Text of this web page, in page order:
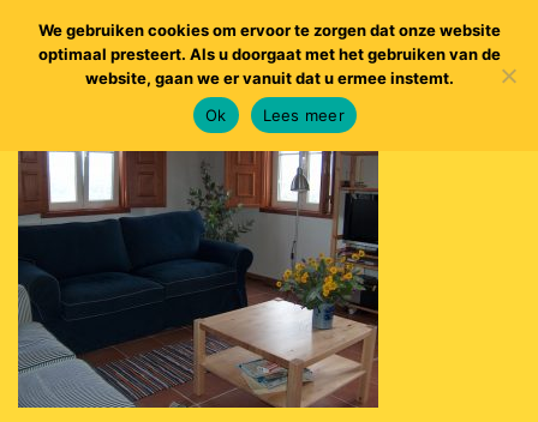
We gebruiken cookies om ervoor te zorgen dat onze website
optimaal presteert. Als u doorgaat met het gebruiken van de
website, gaan we er vanuit dat u ermee instemt.
Ok
Lees meer